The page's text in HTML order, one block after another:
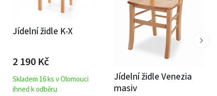
Jídelní židle K-X
2 190Kč
Skladem 16 ks v Olomouci
ihned k odběru
Jídelní židle Venezia
masiv